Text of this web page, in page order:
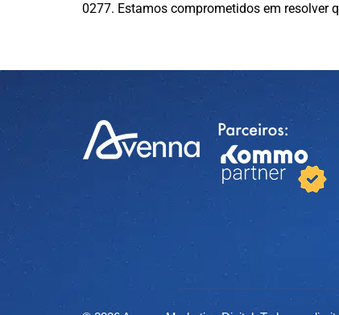
0277. Estamos comprometidos em resolver